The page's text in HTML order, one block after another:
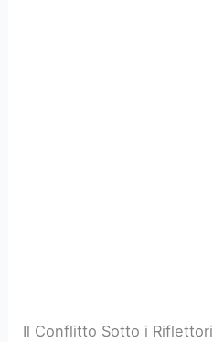
Il Conflitto Sotto i Riflettori